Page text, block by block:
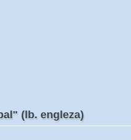
(lb. engleza)